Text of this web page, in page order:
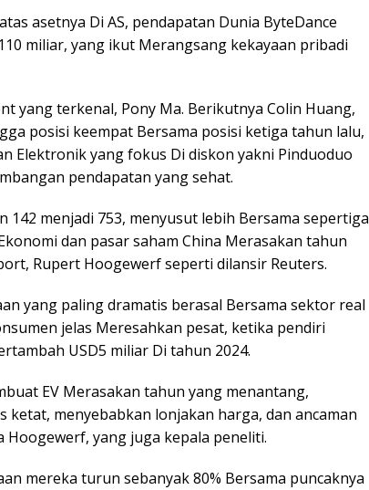
asetnya Di AS, pendapatan Dunia ByteDance
miliar, yang ikut Merangsang kekayaan pribadi
yang terkenal, Pony Ma. Berikutnya Colin Huang,
posisi keempat Bersama posisi ketiga tahun lalu,
Elektronik yang fokus Di diskon yakni Pinduoduo
pendapatan yang sehat.
142 menjadi 753, menyusut lebih Bersama sepertiga
dan pasar saham China Merasakan tahun
Rupert Hoogewerf seperti dilansir Reuters.
yang paling dramatis berasal Bersama sektor real
jelas Meresahkan pesat, ketika pendiri
USD5 miliar Di tahun 2024.
EV Merasakan tahun yang menantang,
menyebabkan lonjakan harga, dan ancaman
yang juga kepala peneliti.
mereka turun sebanyak 80% Bersama puncaknya